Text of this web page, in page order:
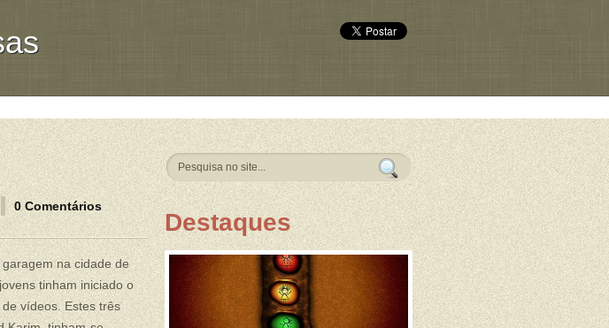
0 Comentários
na cidade de
tinham iniciado o
vídeos. Estes três
Destaques